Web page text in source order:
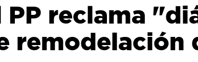
PP reclama
remodelación